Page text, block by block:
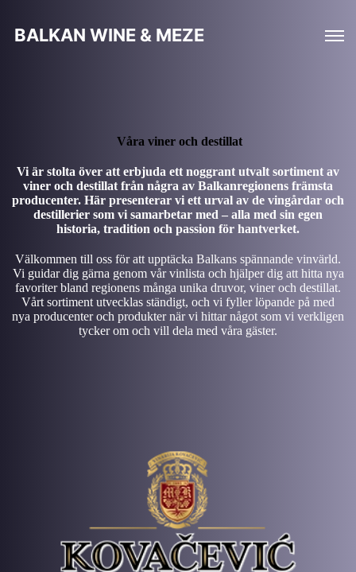
BALKAN WINE & MEZE
Våra viner och destillat
Vi är stolta över att erbjuda ett noggrant utvalt sortiment av
viner och destillat från några av Balkanregionens främsta
producenter. Här presenterar vi ett urval av de vingårdar och
destillerier som vi samarbetar med – alla med sin egen
historia, tradition och passion för hantverket.
Välkommen till oss för att upptäcka Balkans spännande vinvärld.
Vi guidar dig gärna genom vår vinlista och hjälper dig att hitta nya
favoriter bland regionens många unika druvor, viner och destillat.
Vårt sortiment utvecklas ständigt, och vi fyller löpande på med
nya producenter och produkter när vi hittar något som vi verkligen
tycker om och vill dela med våra gäster.